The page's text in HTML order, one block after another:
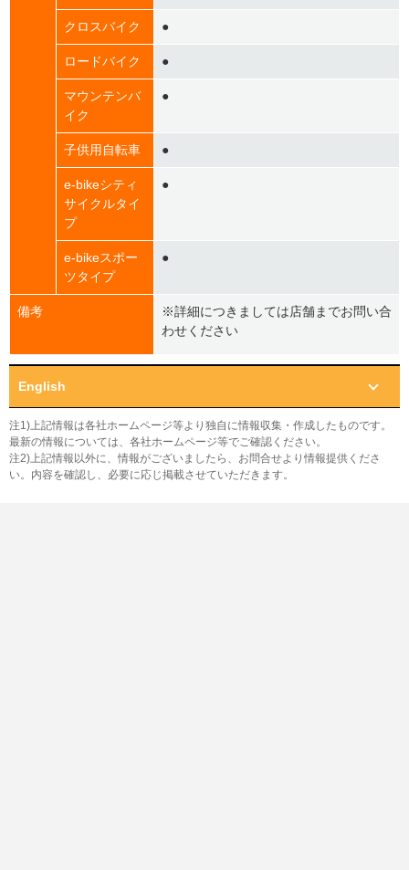
クロスバイク ●
ロードバイク ●
マウンテンバ
イク
●
子供用自転車 ●
e-bikeシティ
サイクルタイ
プ
●
e-bikeスポー
ツタイプ
●
備考
※詳細につきましては店舗までお問い合
わせください
English
注1)上記情報は各社ホームページ等より独自に情報収集・作成したものです。
最新の情報については、各社ホームページ等でご確認ください。
注2)上記情報以外に、情報がございましたら、お問合せより情報提供くださ
い。内容を確認し、必要に応じ掲載させていただきます。